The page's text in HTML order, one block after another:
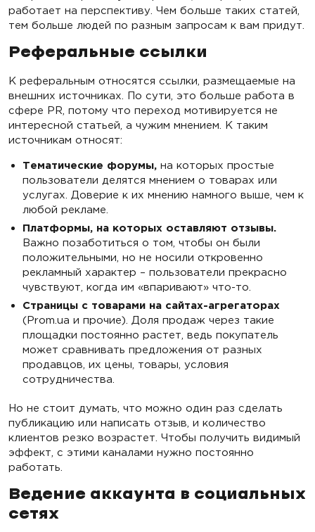
работает на перспективу. Чем больше таких статей,
тем больше людей по разным запросам к вам придут.
Реферальные ссылки
К реферальным относятся ссылки, размещаемые на
внешних источниках. По сути, это больше работа в
сфере PR, потому что переход мотивируется не
интересной статьей, а чужим мнением. К таким
источникам относят:
Тематические форумы, на которых простые
пользователи делятся мнением о товарах или
услугах. Доверие к их мнению намного выше, чем к
любой рекламе.
Платформы, на которых оставляют отзывы.
Важно позаботиться о том, чтобы он были
положительными, но не носили откровенно
рекламный характер – пользователи прекрасно
чувствуют, когда им «впаривают» что-то.
Страницы с товарами на сайтах-агрегаторах
(Prom.ua и прочие). Доля продаж через такие
площадки постоянно растет, ведь покупатель
может сравнивать предложения от разных
продавцов, их цены, товары, условия
сотрудничества.
Но не стоит думать, что можно один раз сделать
публикацию или написать отзыв, и количество
клиентов резко возрастет. Чтобы получить видимый
эффект, с этими каналами нужно постоянно
работать.
Ведение аккаунта в социальных
сетях